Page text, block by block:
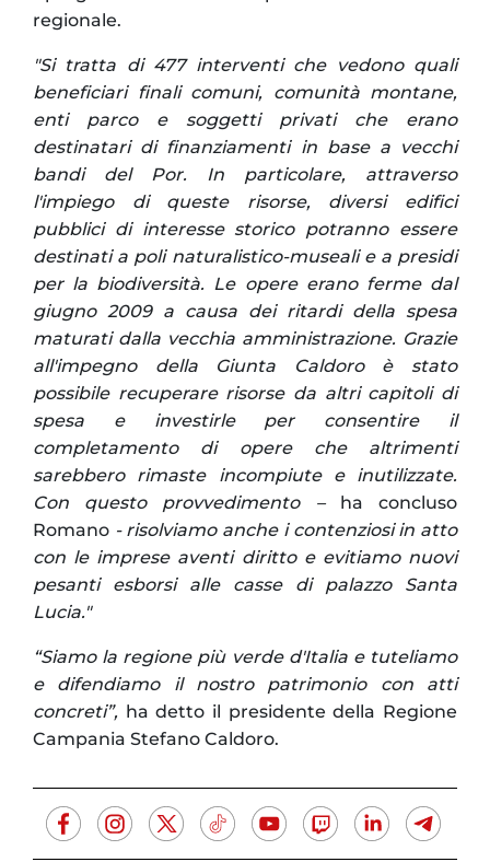
regionale.
"Si tratta di 477 interventi che vedono quali
beneficiari finali comuni, comunità montane,
enti parco e soggetti privati che erano
destinatari di finanziamenti in base a vecchi
bandi del Por. In particolare, attraverso
l'impiego di queste risorse, diversi edifici
pubblici di interesse storico potranno essere
destinati a poli naturalistico-museali e a presidi
per la biodiversità. Le opere erano ferme dal
giugno 2009 a causa dei ritardi della spesa
maturati dalla vecchia amministrazione. Grazie
all'impegno della Giunta Caldoro è stato
possibile recuperare risorse da altri capitoli di
spesa e investirle per consentire il
completamento di opere che altrimenti
sarebbero rimaste incompiute e inutilizzate.
Con questo provvedimento –ha concluso
Romano - risolviamo anche i contenziosi in atto
con le imprese aventi diritto e evitiamo nuovi
pesanti esborsi alle casse di palazzo Santa
Lucia."
“Siamo la regione più verde d'Italia e tuteliamo
e difendiamo il nostro patrimonio con atti
concreti”, ha detto il presidente della Regione
Campania Stefano Caldoro.